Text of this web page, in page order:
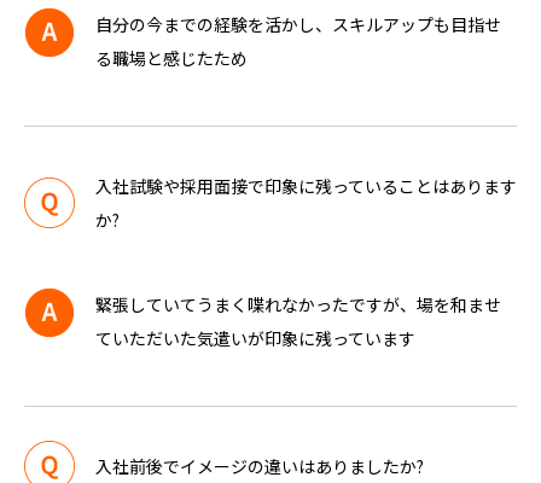
会社情報自分の今までの経験を活かし、スキルアップも目指せ
る職場と感じたため
入社試験や採用面接で印象に残っていることはあります
か?
緊張していてうまく喋れなかったですが、場を和ませ
ていただいた気遣いが印象に残っています
入社前後でイメージの違いはありましたか?